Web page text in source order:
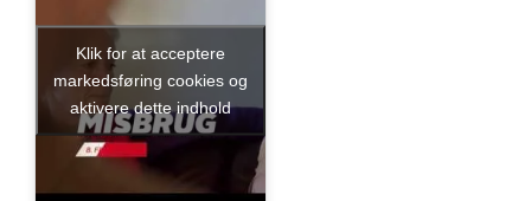
Klik for at acceptere
markedsføring cookies og
aktivere dette indhold